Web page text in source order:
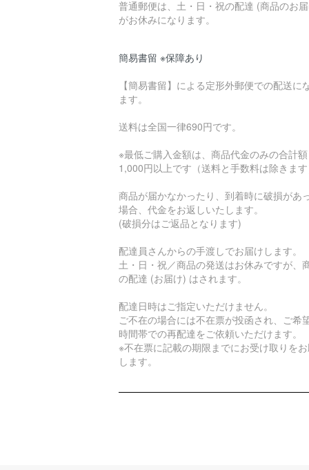
普通郵便は、土・日・祝の配達 (商品のお
がお休みになります。
簡易書留 ※保障あり
【簡易書留】による定形外郵便での配送に
ます。
送料は全国一律690円です。
※最低ご購入金額は、商品代金のみの合計額
1,000円以上です（送料と手数料は除きます
商品が届かなかったり、到着時に破損があ
場合、代金をお返しいたします。
(破損分はご返品となります)
配達員さんからの手渡しでお届けします。
土・日・祝／商品の発送はお休みですが、
の配達 (お届け) はされます。
配達日時はご指定いただけません。
ご不在の場合には不在票が投函され、ご希
時間帯での再配達をご依頼いただけます。
※不在票に記載の期限までにお受け取りを
します。